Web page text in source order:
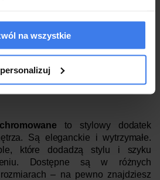
na wszystkie
to stylowy dodatek
Są eleganckie i wytrzymałe.
które dodadzą stylu i szyku
Dostępne są w różnych
– na pewno znajdziesz